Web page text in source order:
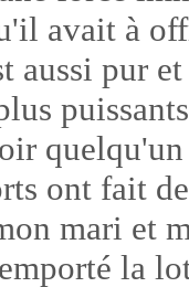
avait à
aussi pur
ont fait
mari et
la